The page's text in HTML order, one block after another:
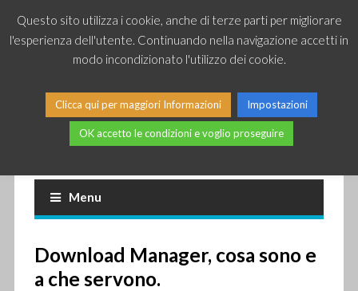
Piccole news dal mondo IT
Menu
Download Manager, cosa sono e
a che servono.
Questo sito utilizza i cookie, anche di terze parti per migliorare
l'esperienza dell'utente. Continuando nella navigazione accetti in
modo incondizionato l'utilizzo dei cookie.
Clicca qui per maggiori Informazioni Impostazioni
OK accetto le condizioni e voglio proseguire